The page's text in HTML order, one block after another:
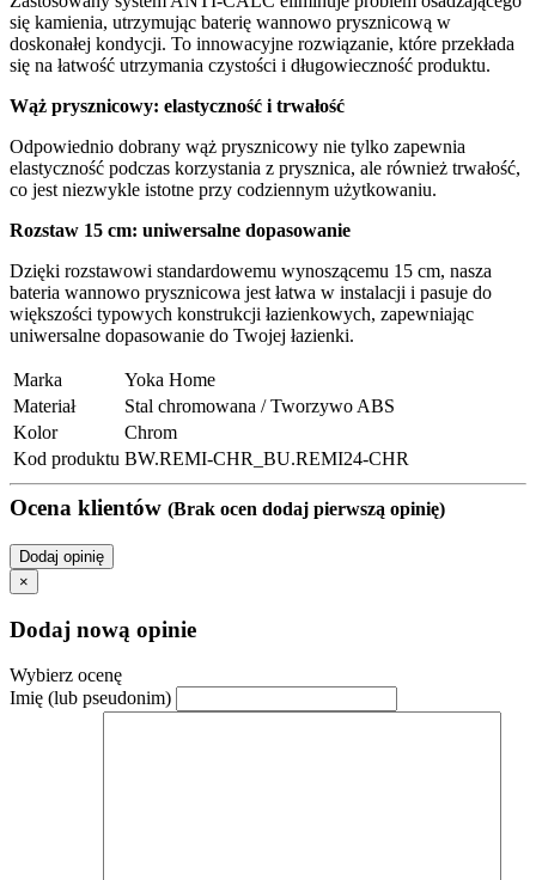
się kamienia, utrzymując baterię wannowo prysznicową w
doskonałej kondycji. To innowacyjne rozwiązanie, które przekłada
się na łatwość utrzymania czystości i długowieczność produktu.
Wąż prysznicowy: elastyczność i trwałość
Odpowiednio dobrany wąż prysznicowy nie tylko zapewnia
elastyczność podczas korzystania z prysznica, ale również trwałość,
co jest niezwykle istotne przy codziennym użytkowaniu.
Rozstaw 15 cm: uniwersalne dopasowanie
Dzięki rozstawowi standardowemu wynoszącemu 15 cm, nasza
bateria wannowo prysznicowa jest łatwa w instalacji i pasuje do
większości typowych konstrukcji łazienkowych, zapewniając
uniwersalne dopasowanie do Twojej łazienki.
Marka
Yoka Home
Materiał
Stal chromowana / Tworzywo ABS
Kolor
Chrom
Kod produktu BW.REMI-CHR_BU.REMI24-CHR
Ocena klientów (Brak ocen dodaj pierwszą opinię)
Dodaj opinię
×
Dodaj nową opinie
Wybierz ocenę
Imię (lub pseudonim)